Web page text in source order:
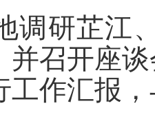
调研芷江
并召开座
工作汇报